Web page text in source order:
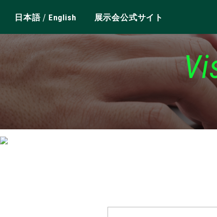
日本語/ English 展示会公式サイト